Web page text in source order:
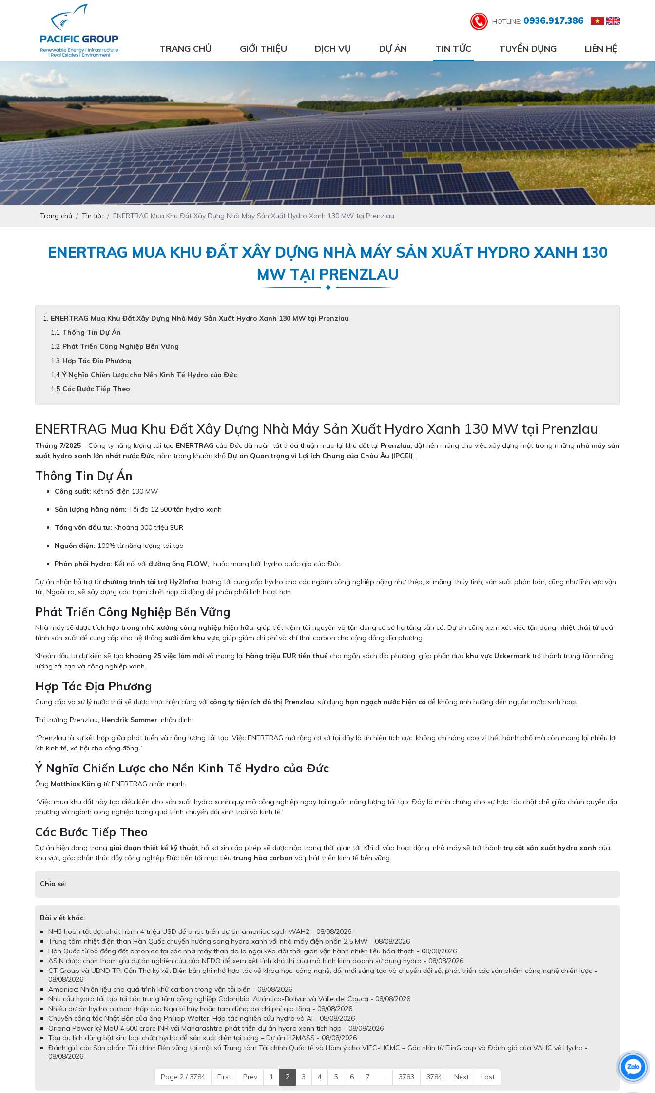
HOTLINE: 0936.917.386
TRANG CHỦ GIỚI THIỆU DỊCH VỤ DỰ ÁN TIN TỨC TUYỂN DỤNG LIÊN HỆ
Trang chủ Tin tức ENERTRAG Mua Khu Đất Xây Dựng Nhà Máy Sản Xuất Hydro Xanh 130 MW tại Prenzlau
ENERTRAG MUA KHU ĐẤT XÂY DỰNG NHÀ MÁY SẢN XUẤT HYDRO XANH 130
MW TẠI PRENZLAU
ENERTRAG Mua Khu Đất Xây Dựng Nhà Máy Sản Xuất Hydro Xanh 130 MW tại Prenzlau
Thông Tin Dự Án
Phát Triển Công Nghiệp Bền Vững
Hợp Tác Địa Phương
Ý Nghĩa Chiến Lược cho Nền Kinh Tế Hydro của Đức
Các Bước Tiếp Theo
ENERTRAG Mua Khu Đất Xây Dựng Nhà Máy Sản Xuất Hydro Xanh 130 MW tại Prenzlau
Tháng 7/2025 – Công ty năng lượng tái tạo ENERTRAG của Đức đã hoàn tất thỏa thuận mua lại khu đất tại Prenzlau, đặt nền móng cho việc xây dựng một trong những nhà máy sản
xuất hydro xanh lớn nhất nước Đức, nằm trong khuôn khổ Dự án Quan trọng vì Lợi ích Chung của Châu Âu (IPCEI).
Thông Tin Dự Án
Công suất: Kết nối điện 130 MW
Sản lượng hằng năm: Tối đa 12.500 tấn hydro xanh
Tổng vốn đầu tư: Khoảng 300 triệu EUR
Nguồn điện: 100% từ năng lượng tái tạo
Phân phối hydro: Kết nối với đường ống FLOW, thuộc mạng lưới hydro quốc gia của Đức
Dự án nhận hỗ trợ từ chương trình tài trợ Hy2Infra, hướng tới cung cấp hydro cho các ngành công nghiệp nặng như thép, xi măng, thủy tinh, sản xuất phân bón, cũng như lĩnh vực vận
tải. Ngoài ra, sẽ xây dựng các trạm chiết nạp di động để phân phối linh hoạt hơn.
Phát Triển Công Nghiệp Bền Vững
Nhà máy sẽ đượctích hợp trong nhà xưởng công nghiệp hiện hữu, giúp tiết kiệm tài nguyên và tận dụng cơ sở hạ tầng sẵn có. Dự án cũng xem xét việc tận dụng nhiệt thải từ quá
trình sản xuất để cung cấp cho hệ thống sưởi ấm khu vực, giúp giảm chi phí và khí thải carbon cho cộng đồng địa phương.
Khoản đầu tư dự kiến sẽ tạo khoảng 25 việc làm mới và mang lại hàng triệu EUR tiền thuế cho ngân sách địa phương, góp phần đưa khu vực Uckermark trở thành trung tâm năng
lượng tái tạo và công nghiệp xanh.
Hợp Tác Địa Phương
Cung cấp và xử lý nước thải sẽ được thực hiện cùng với công ty tiện ích đô thị Prenzlau, sử dụng hạn ngạch nước hiện có để không ảnh hưởng đến nguồn nước sinh hoạt.
Thị trưởng Prenzlau, Hendrik Sommer, nhận định:
“Prenzlau là sự kết hợp giữa phát triển và năng lượng tái tạo. Việc ENERTRAG mở rộng cơ sở tại đây là tín hiệu tích cực, không chỉ nâng cao vị thế thành phố mà còn mang lại nhiều lợi
ích kinh tế, xã hội cho cộng đồng.”
Ý Nghĩa Chiến Lược cho Nền Kinh Tế Hydro của Đức
Ông Matthias König từ ENERTRAG nhấn mạnh:
“Việc mua khu đất này tạo điều kiện cho sản xuất hydro xanh quy mô công nghiệp ngay tại nguồn năng lượng tái tạo. Đây là minh chứng cho sự hợp tác chặt chẽ giữa chính quyền địa
phương và ngành công nghiệp trong quá trình chuyển đổi sinh thái và kinh tế.”
Các Bước Tiếp Theo
Dự án hiện đang trong giai đoạn thiết kế kỹ thuật, hồ sơ xin cấp phép sẽ được nộp trong thời gian tới. Khi đi vào hoạt động, nhà máy sẽ trở thànhtrụ cột sản xuất hydro xanh của
khu vực, góp phần thúc đẩy công nghiệp Đức tiến tới mục tiêutrung hòa carbon và phát triển kinh tế bền vững.
Chia sẻ:
Bài viết khác:
NH3 hoàn tất đợt phát hành 4 triệu USD để phát triển dự án amoniac sạch WAH2 - 08/08/2026
Trung tâm nhiệt điện than Hàn Quốc chuyển hướng sang hydro xanh với nhà máy điện phân 2,5 MW - 08/08/2026
Hàn Quốc từ bỏ đồng đốt amoniac tại các nhà máy than do lo ngại kéo dài thời gian vận hành nhiên liệu hóa thạch - 08/08/2026
ASIN được chọn tham gia dự án nghiên cứu của NEDO để xem xét tính khả thi của mô hình kinh doanh sử dụng hydro - 08/08/2026
CT Group và UBND TP. Cần Thơ ký kết Biên bản ghi nhớ hợp tác về khoa học, công nghệ, đổi mới sáng tạo và chuyển đổi số, phát triển các sản phẩm công nghệ chiến lược -
08/08/2026
Amoniac: Nhiên liệu cho quá trình khử carbon trong vận tải biển - 08/08/2026
Nhu cầu hydro tái tạo tại các trung tâm công nghiệp Colombia: Atlántico-Bolívar và Valle del Cauca - 08/08/2026
Nhiều dự án hydro carbon thấp của Nga bị hủy hoặc tạm dừng do chi phí gia tăng - 08/08/2026
Chuyến công tác Nhật Bản của ông Philipp Walter: Hợp tác nghiên cứu hydro và AI - 08/08/2026
Oriana Power ký MoU 4.500 crore INR với Maharashtra phát triển dự án hydro xanh tích hợp - 08/08/2026
Tàu du lịch dùng bột kim loại chứa hydro để sản xuất điện tại cảng – Dự án H2MASS - 08/08/2026
Đánh giá các Sản phẩm Tài chính Bền vững tại một số Trung tâm Tài chính Quốc tế và Hàm ý cho VIFC-HCMC – Góc nhìn từ FiinGroup và Đánh giá của VAHC về Hydro -
08/08/2026
Page 2 / 3784 First Prev 1 2 3 4 5 6 7 ... 3783 3784 Next Last